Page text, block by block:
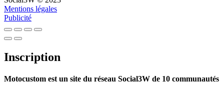
Mentions légales
Publicité
Inscription
Motocustom est un site du réseau Social3W de 10 communautés